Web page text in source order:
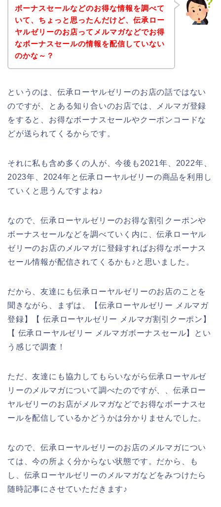
ボーナスセールなどのお得な情報を調べて
いて、ちょっと思ったんだけど、伝承ロー
ヤルゼリーのお店ってメルマガなどでお得
なボーナスセールの情報を配信していない
のかな～？
というのは、伝承ローヤルゼリーのお店の話ではない
のですが、とある知り合いのお店では、メルマガ登録
をすると、お得なボーナスセールやクーポンコードな
どが送られてくるからです。
それに私も含め多くの人が、今後も2021年、2022年、
2023年、2024年と伝承ローヤルゼリーの商品を利用し
ていくと思うんですよね♪
なので、伝承ローヤルゼリーのお得な割引クーポンや
ボーナスセールなどを調べていく内に、伝承ローヤル
ゼリーのお店のメルマガに登録すればお得なボーナス
セール情報が配信されてくるかも♪と思いました。
だから、友達にも伝承ローヤルゼリーのお店のことを
聞きながら、まずは、【伝承ローヤルゼリー メルマガ
登録】【 伝承ローヤルゼリー メルマガ割引クーポン】
【 伝承ローヤルゼリー メルマガボーナスセール】とい
う感じで調査！
ただ、友達にも協力してもらいながら伝承ローヤルゼ
リーのメルマガについて調べたのですが、、伝承ロー
ヤルゼリーのお店がメルマガなどでお得なボーナスセ
ールを配信しているかどうかは分かりませんでした。
なので、伝承ローヤルゼリーのお店のメルマガについ
ては、今の所よく分からない状態です。だから、も
し、伝承ローヤルゼリーのメルマガなどをみつけたら
随時記事にさせていただきます♪